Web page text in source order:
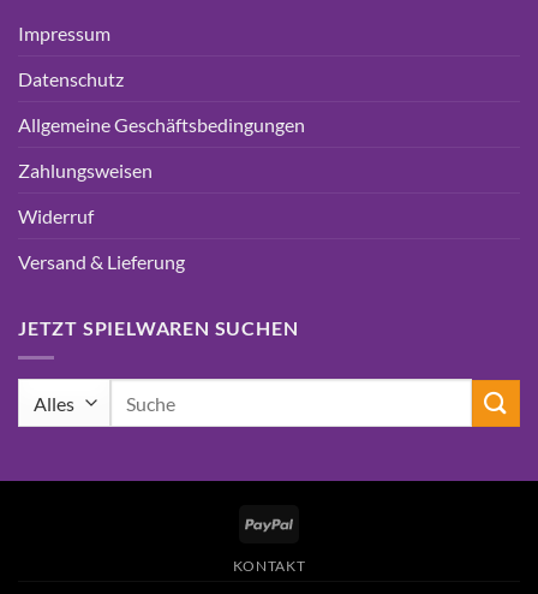
Impressum
Datenschutz
Allgemeine Geschäftsbedingungen
Zahlungsweisen
Widerruf
Versand & Lieferung
JETZT SPIELWAREN SUCHEN
PayPal
KONTAKT